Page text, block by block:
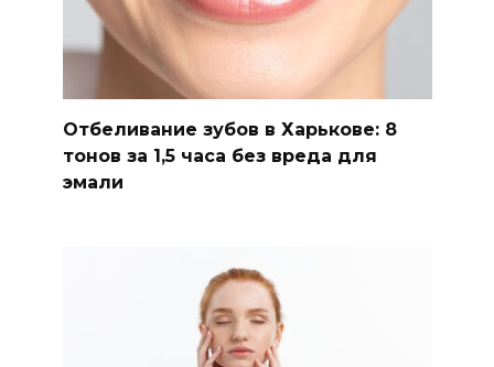
Отбеливание зубов в Харькове: 8
тонов за 1,5 часа без вреда для
эмали